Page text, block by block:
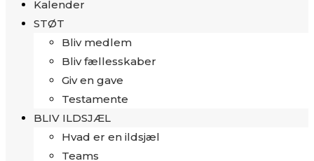
Kalender
STØT
Bliv medlem
Bliv fællesskaber
Giv en gave
Testamente
BLIV ILDSJÆL
Hvad er en ildsjæl
Teams